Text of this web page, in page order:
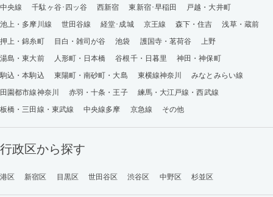
中央線
千駄ヶ谷･四ッ谷 西新宿 東新宿･早稲田
戸越・大井町
池上・多摩川線
世田谷線 経堂･成城 京王線 森下・住吉
浅草・蔵前
押上・錦糸町
目白・雑司が谷 池袋 護国寺・茗荷谷
上野
湯島・東大前
人形町・日本橋 谷根千・日暮里
神田・神保町
駒込・本駒込
東陽町・南砂町・大島 東横線神奈川
みなとみらい線
田園都市線神奈川
赤羽・十条・王子
練馬・大江戸線・西武線
板橋・三田線・東武線
中央線多摩 京急線 その他
行政区から探す
港区 新宿区 目黒区 世田谷区 渋谷区 中野区 杉並区